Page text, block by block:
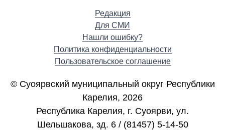
Редакция
Для СМИ
Нашли ошибку?
Политика конфиденциальности
Пользовательское соглашение
© Суоярвский муниципальный округ Республики
Карелия, 2026
Республика Карелия, г. Cуоярви, ул.
Шельшакова, зд. 6 / (81457) 5-14-50